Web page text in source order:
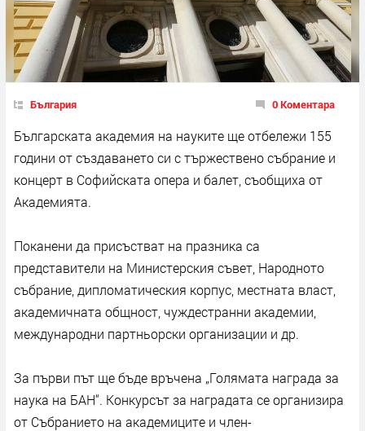
България 0 Коментара
Българската академия на науките ще отбележи 155
години от създаването си с тържествено събрание и
концерт в Софийската опера и балет, съобщиха от
Академията.
Поканени да присъстват на празника са
представители на Министерския съвет, Народното
събрание, дипломатическия корпус, местната власт,
академичната общност, чуждестранни академии,
международни партньорски организации и др.
За първи път ще бъде връчена „Голямата награда за
наука на БАН“. Конкурсът за наградата се организира
от Събранието на академиците и член-